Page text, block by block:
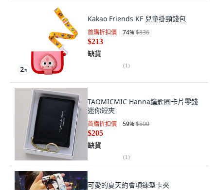
Kakao Friends KF 兒童掛頸錢包
首購折扣價 74%$836
$213
缺貨
(1)
TAOMICMIC Hanna鑰匙圈卡片零錢
迷你短夾
首購折扣價 59%$500
$205
缺貨
(1)
可愛的夏天約會項鍊型卡夾